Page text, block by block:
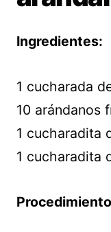
Ingredientes:
1 cucharada
10 arándanos
1 cucharadita
1 cucharadita